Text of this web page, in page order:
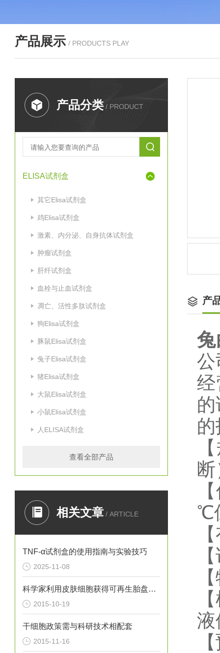
产品展示 / PRODUCTS PLAY
产品分类 / PRODUCT
ELISA试剂盒
其它Elisa试剂盒
鸡Elisa试剂盒
激素、内分泌、自身抗体试剂盒
肿瘤试剂盒
肝纤试剂盒
血栓与止血试剂盒
凋亡、活性多肽试剂盒
狗Elisa试剂盒
豚鼠Elisa试剂盒
兔子Elisa试剂盒
猪Elisa试剂盒
大鼠Elisa试剂盒
小鼠Elisa试剂盒
人ELISA试剂盒
查看全部产品
相关文章 / ARTICLE
TNF-α试剂盒的使用指南与实验技巧
2025-11-08
科学家利用皮肤细胞获得可再生胎盘的干细胞
2015-10-19
干细胞政策需与科研技术相配套
2015-11-16
产
公
℃
液